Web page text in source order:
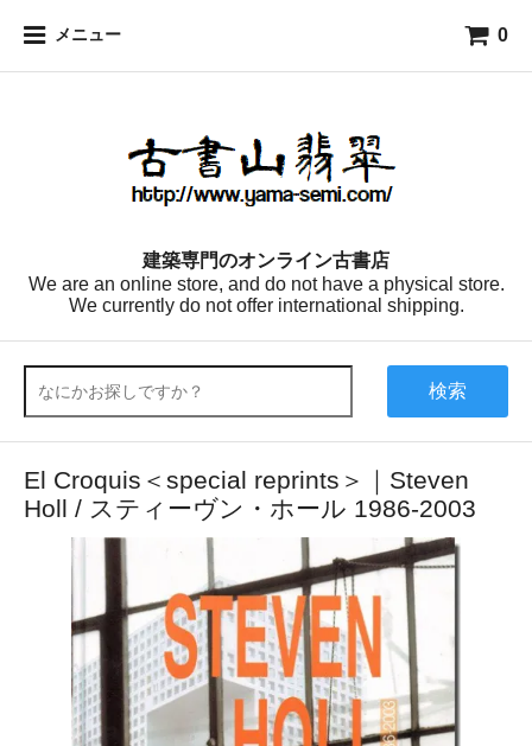
メニュー 0
建築専門のオンライン古書店
We are an online store, and do not have a physical store.
We currently do not offer international shipping.
検索
El Croquis＜special reprints＞｜Steven
Holl / スティーヴン・ホール 1986-2003